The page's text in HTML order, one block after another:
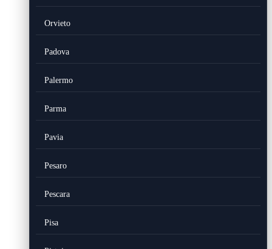
Orvieto
Padova
Palermo
Parma
Pavia
Pesaro
Pescara
Pisa